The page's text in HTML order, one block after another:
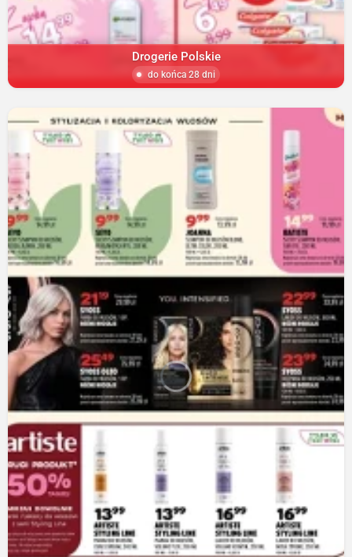
Drogerie Polskie
do końca 28 dni